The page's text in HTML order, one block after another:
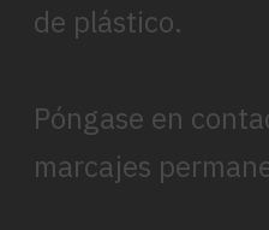
de plástico.
Póngase en
marcajes